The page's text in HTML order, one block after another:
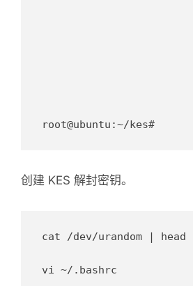
创建 KES 解封密钥。
cat /dev/urandom |
vi ~/.bashrc